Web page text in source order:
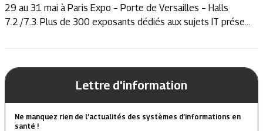
29 au 31 mai à Paris Expo – Porte de Versailles – Halls
7.2./7.3. Plus de 300 exposants dédiés aux sujets IT prése...
Lettre d'information
Ne manquez rien de l’actualités des systèmes d’informations en
santé !